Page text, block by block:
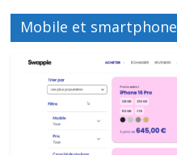
Mobile et smartphone